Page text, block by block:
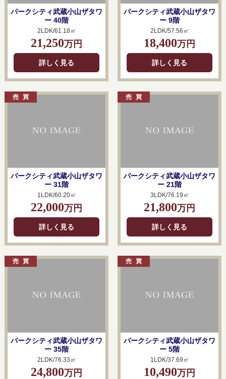
パークシティ武蔵小山ザタワ
ー 40階
2LDK/61.18㎡
21,250万円
詳しく見る
パークシティ武蔵小山ザタワ
ー 9階
2LDK/57.56㎡
18,400万円
詳しく見る
パークシティ武蔵小山ザタワ
ー 31階
1LDK/60.20㎡
22,000万円
詳しく見る
パークシティ武蔵小山ザタワ
ー 21階
3LDK/76.19㎡
21,800万円
詳しく見る
パークシティ武蔵小山ザタワ
ー 35階
2LDK/76.33㎡
24,800万円
パークシティ武蔵小山ザタワ
ー 5階
1LDK/37.69㎡
10,490万円